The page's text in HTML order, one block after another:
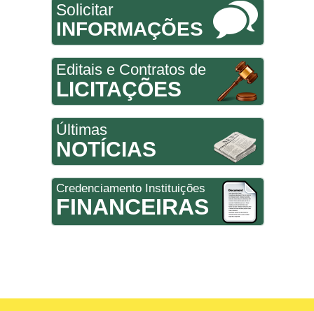
Solicitar
INFORMAÇÕES
Editais e Contratos de
LICITAÇÕES
Últimas
NOTÍCIAS
Credenciamento Instituições
FINANCEIRAS